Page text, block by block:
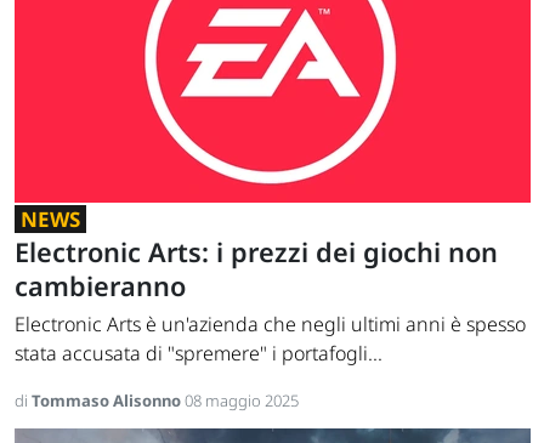
NEWS
Electronic Arts: i prezzi dei giochi non
cambieranno
Electronic Arts è un'azienda che negli ultimi anni è spesso
stata accusata di "spremere" i portafogli...
di Tommaso Alisonno08 maggio 2025